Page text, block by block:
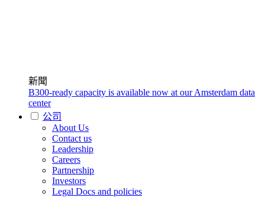
新聞
B300-ready capacity is available now at our Amsterdam data
center
公司
About Us
Contact us
Leadership
Careers
Partnership
Investors
Legal Docs and policies